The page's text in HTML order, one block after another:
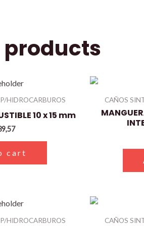
products
HIDROCARBUROS
10 x 15 mm
cart
CAÑOS
HIDROCARBUROS CAÑOS